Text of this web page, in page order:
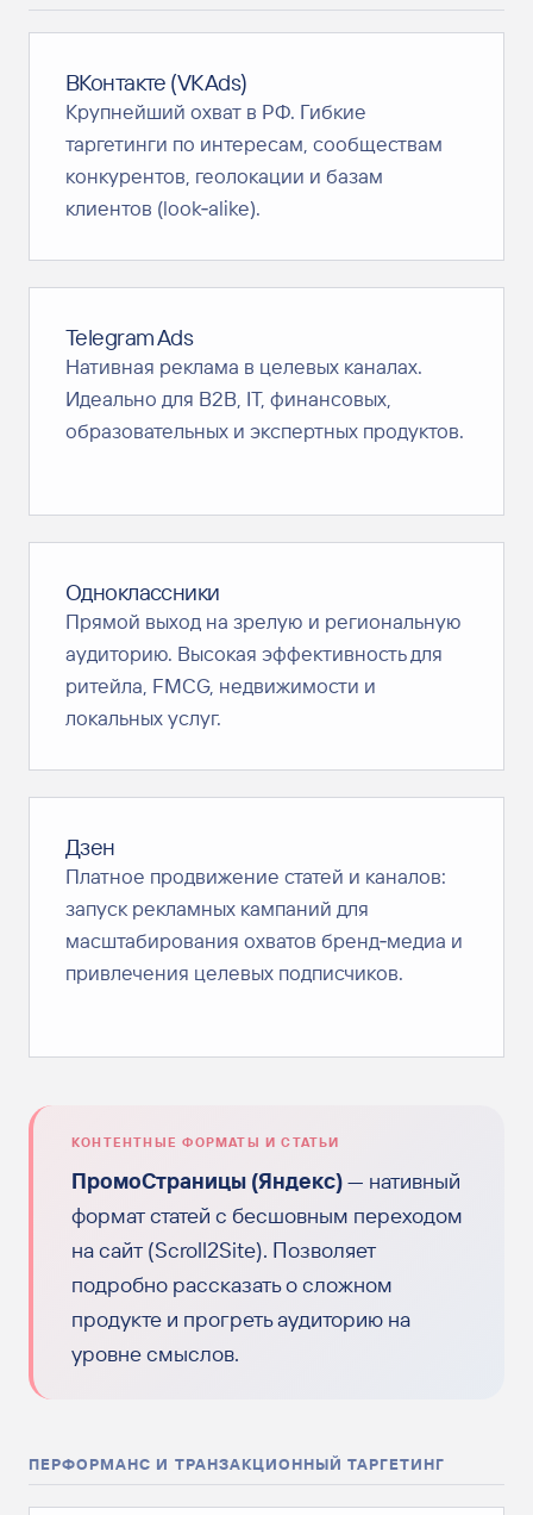
ВКонтакте (VK Ads)
Крупнейший охват в РФ. Гибкие
таргетинги по интересам, сообществам
конкурентов, геолокации и базам
клиентов (look‑alike).
Telegram Ads
Нативная реклама в целевых каналах.
Идеально для B2B, IT, финансовых,
образовательных и экспертных продуктов.
Одноклассники
Прямой выход на зрелую и региональную
аудиторию. Высокая эффективность для
ритейла, FMCG, недвижимости и
локальных услуг.
Дзен
Платное продвижение статей и каналов:
запуск рекламных кампаний для
масштабирования охватов бренд‑медиа и
привлечения целевых подписчиков.
КОНТЕНТНЫЕ ФОРМАТЫ И СТАТЬИ
ПромоСтраницы (Яндекс)— нативный
формат статей с бесшовным переходом
на сайт (Scroll2Site). Позволяет
подробно рассказать о сложном
продукте и прогреть аудиторию на
уровне смыслов.
ПЕРФОРМАНС И ТРАНЗАКЦИОННЫЙ ТАРГЕТИНГ